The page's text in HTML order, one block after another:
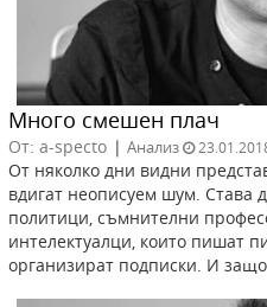
Много смешен плач
От: a-specto | Анализ
От няколко дни видни
вдигат неописуем шум. Става
политици, съмнителни
интелектуалци, които пишат
организират подписки. И защо